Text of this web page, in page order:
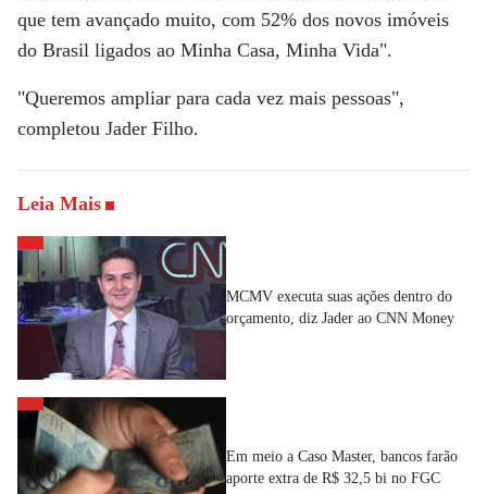
que tem avançado muito, com 52% dos novos imóveis
do Brasil ligados ao Minha Casa, Minha Vida".
"Queremos ampliar para cada vez mais pessoas",
completou Jader Filho.
Leia Mais
MCMV executa suas ações dentro do
orçamento, diz Jader ao CNN Money
Em meio a Caso Master, bancos farão
aporte extra de R$ 32,5 bi no FGC